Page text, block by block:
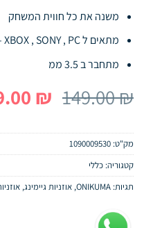
משנה את כל חווית המשחק
מתאים ל XBOX , SONY , PC – כל הדגמים
מתחבר ב 3.5 ממ
149.00₪ המחיר
היה:
149.00 ₪.
₪
מק"ט: 1090009530
קטגוריה: כללי
תגיות: ONIKUMA
, אוזניות גיימינג,